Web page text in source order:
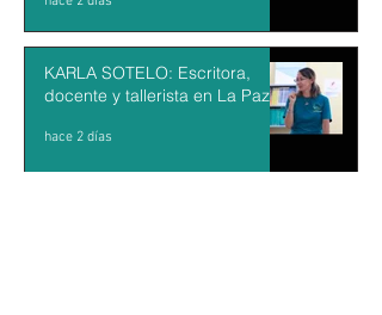
KARLA SOTELO: Escritora,
docente y tallerista en La Paz
hace 2 días